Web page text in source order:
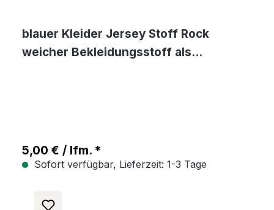
blauer Kleider Jersey Stoff Rock
weicher Bekleidungsstoff als
5,00 € / lfm. *
Sofort verfügbar, Lieferzeit: 1-3 Tage